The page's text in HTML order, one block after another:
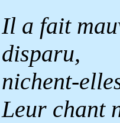
Il a fait
disparu,
nichent-
Leur chant